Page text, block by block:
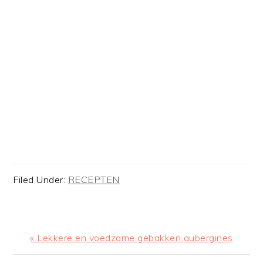
Filed Under: RECEPTEN
Previous
Post:
« Lekkere en voedzame gebakken aubergines